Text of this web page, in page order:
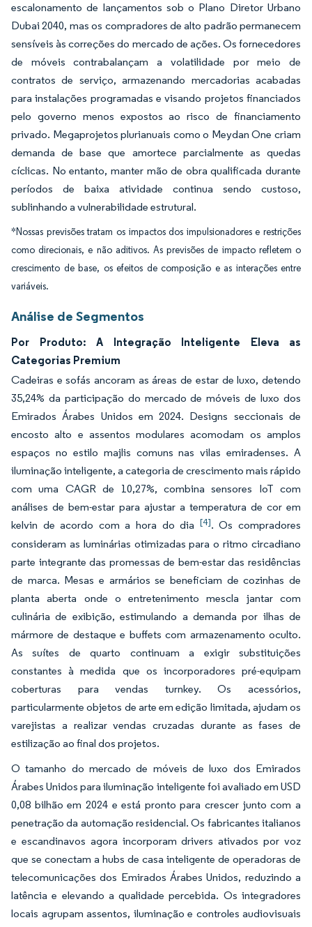
escalonamento de lançamentos sob o Plano Diretor Urbano
Dubai 2040, mas os compradores de alto padrão permanecem
sensíveis às correções do mercado de ações. Os fornecedores
de móveis contrabalançam a volatilidade por meio de
contratos de serviço, armazenando mercadorias acabadas
para instalações programadas e visando projetos financiados
pelo governo menos expostos ao risco de financiamento
privado. Megaprojetos plurianuais como o Meydan One criam
demanda de base que amortece parcialmente as quedas
cíclicas. No entanto, manter mão de obra qualificada durante
períodos de baixa atividade continua sendo custoso,
sublinhando a vulnerabilidade estrutural.
*Nossas previsões tratam os impactos dos impulsionadores e restrições
como direcionais, e não aditivos. As previsões de impacto refletem o
crescimento de base, os efeitos de composição e as interações entre
variáveis.
Análise de Segmentos
Por Produto: A Integração Inteligente Eleva as
Categorias Premium
Cadeiras e sofás ancoram as áreas de estar de luxo, detendo
35,24% da participação do mercado de móveis de luxo dos
Emirados Árabes Unidos em 2024. Designs seccionais de
encosto alto e assentos modulares acomodam os amplos
espaços no estilo majlis comuns nas vilas emiradenses. A
iluminação inteligente, a categoria de crescimento mais rápido
com uma CAGR de 10,27%, combina sensores IoT com
análises de bem-estar para ajustar a temperatura de cor em
kelvin de acordo com a hora do dia [4]. Os compradores
consideram as luminárias otimizadas para o ritmo circadiano
parte integrante das promessas de bem-estar das residências
de marca. Mesas e armários se beneficiam de cozinhas de
planta aberta onde o entretenimento mescla jantar com
culinária de exibição, estimulando a demanda por ilhas de
mármore de destaque e buffets com armazenamento oculto.
As suítes de quarto continuam a exigir substituições
constantes à medida que os incorporadores pré-equipam
coberturas para vendas turnkey. Os acessórios,
particularmente objetos de arte em edição limitada, ajudam os
varejistas a realizar vendas cruzadas durante as fases de
estilização ao final dos projetos.
O tamanho do mercado de móveis de luxo dos Emirados
Árabes Unidos para iluminação inteligente foi avaliado em USD
0,08 bilhão em 2024 e está pronto para crescer junto com a
penetração da automação residencial. Os fabricantes italianos
e escandinavos agora incorporam drivers ativados por voz
que se conectam a hubs de casa inteligente de operadoras de
telecomunicações dos Emirados Árabes Unidos, reduzindo a
latência e elevando a qualidade percebida. Os integradores
locais agrupam assentos, iluminação e controles audiovisuais